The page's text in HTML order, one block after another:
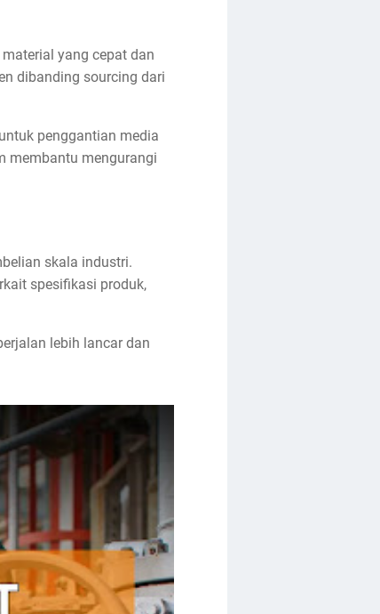
yang cepat dan
dibanding sourcing dari
penggantian media
membantu mengurangi
skala industri.
spesifikasi produk,
lebih lancar dan